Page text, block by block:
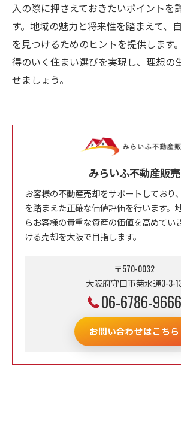
入の際に押さえておきたいポイントを
す。地域の魅力と将来性を踏まえて、
を見つけるためのヒントを提供します
得のいく住まい選びを実現し、理想の
せましょう。
みらいふ不動産販売
お客様の不動産売却をサポートしており
を踏まえた正確な価値評価を行います。
らお客様の貴重な資産の価値を高めてい
ける売却を大阪で目指します。
〒570-0032
大阪府守口市菊水通3-3-
06-6786-9666
お問い合わせはこちら